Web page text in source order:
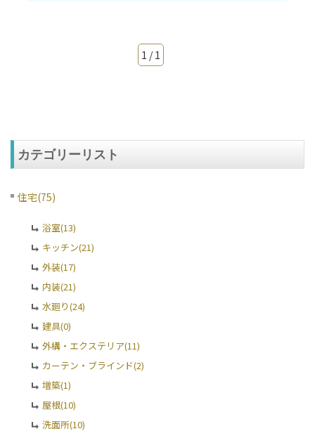
1 / 1
カテゴリーリスト
住宅(75)
浴室(13)
キッチン(21)
外装(17)
内装(21)
水廻り(24)
建具(0)
外構・エクステリア(11)
カーテン・ブラインド(2)
増築(1)
屋根(10)
洗面所(10)